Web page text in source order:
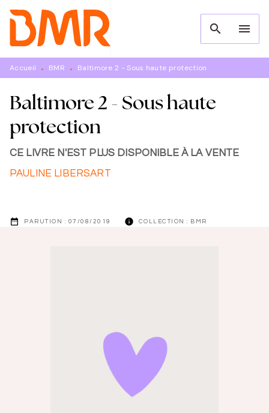
MENU RECHERCHE
PIED DE PAGE
search menu
Accueil • BMR • Baltimore 2 - Sous haute protection
Baltimore 2 - Sous haute
protection
CE LIVRE N'EST PLUS DISPONIBLE À LA VENTE
PAULINE LIBERSART
date_range PARUTION : 07/08/2019 info COLLECTION : BMR